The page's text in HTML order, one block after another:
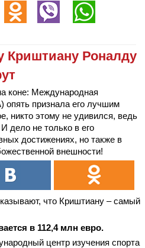
Криштиану Роналду
коне: Международная
признала его лучшим
никто этому не удивился, ведь
дело не только в его
достижениях, но также в
внешности!
что Криштиану – самый
в 112,4 млн евро.
центр изучения спорта